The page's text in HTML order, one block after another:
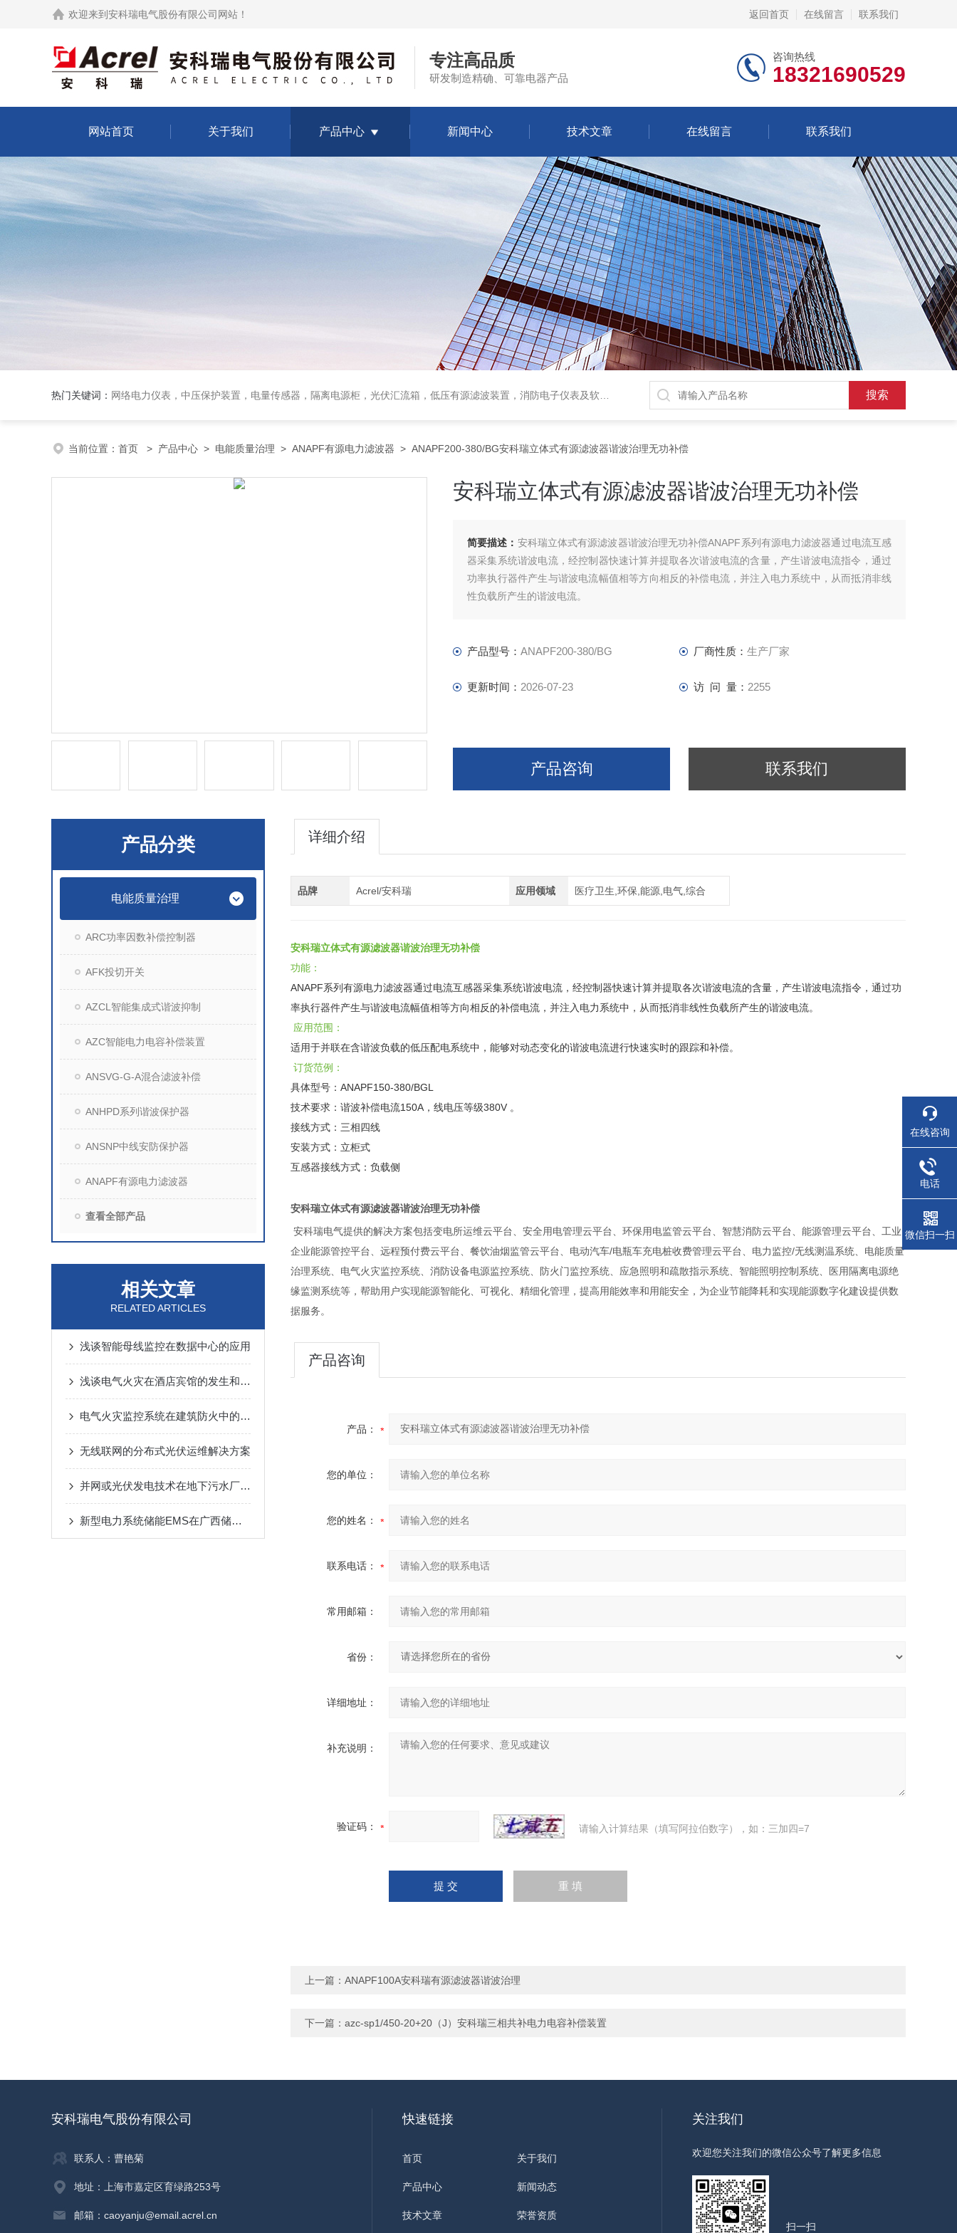
欢迎来到 安科瑞电气股份有限公司网站 ！ 返回首页 在线留言 联系我们
专注高品质
研发制造精确、可靠电器产品
咨询热线
18321690529
网站首页 关于我们 产品中心 新闻中心 技术文章 在线留言 联系我们
热门关键词： 网络电力仪表，中压保护装置，电量传感器，隔离电源柜，光伏汇流箱，低压有源滤波装置，消防电子仪表及软件保护装置
当前位置： 首页 > 产品中心 > 电能质量治理 > ANAPF有源电力滤波器 > ANAPF200-380/BG安科瑞立体式有源滤波器谐波治理无功补偿
安科瑞立体式有源滤波器谐波治理无功补偿
简要描述： 安科瑞立体式有源滤波器谐波治理无功补偿ANAPF系列有源电力滤波器通过电流互感
器采集系统谐波电流，经控制器快速计算并提取各次谐波电流的含量，产生谐波电流指令，通过
功率执行器件产生与谐波电流幅值相等方向相反的补偿电流，并注入电力系统中，从而抵消非线
性负载所产生的谐波电流。
产品型号： ANAPF200-380/BG 厂商性质： 生产厂家
更新时间： 2026-07-23 访 问 量： 2255
产品咨询 联系我们
产品分类
电能质量治理
ARC功率因数补偿控制器
AFK投切开关
AZCL智能集成式谐波抑制
AZC智能电力电容补偿装置
ANSVG-G-A混合滤波补偿
ANHPD系列谐波保护器
ANSNP中线安防保护器
ANAPF有源电力滤波器
查看全部产品
相关文章
RELATED ARTICLES
浅谈智能母线监控在数据中心的应用
浅谈电气火灾在酒店宾馆的发生和预防策略
电气火灾监控系统在建筑防火中的研究与应用
无线联网的分布式光伏运维解决方案
并网或光伏发电技术在地下污水厂的应用
新型电力系统储能EMS在广西储能项目中的应用
详细介绍
品牌 Acrel/安科瑞 应用领域 医疗卫生,环保,能源,电气,综合
安科瑞立体式有源滤波器谐波治理无功补偿
功能：
ANAPF系列有源电力滤波器通过电流互感器采集系统谐波电流，经控制器快速计算并提取各次谐波电流的含量，产生谐波电流指令，通过功
率执行器件产生与谐波电流幅值相等方向相反的补偿电流，并注入电力系统中，从而抵消非线性负载所产生的谐波电流。
应用范围：
适用于并联在含谐波负载的低压配电系统中，能够对动态变化的谐波电流进行快速实时的跟踪和补偿。
订货范例：
具体型号：ANAPF150-380/BGL
技术要求：谐波补偿电流150A，线电压等级380V 。
接线方式：三相四线
安装方式：立柜式
互感器接线方式：负载侧
安科瑞立体式有源滤波器谐波治理无功补偿
安科瑞电气提供的解决方案包括变电所运维云平台、安全用电管理云平台、环保用电监管云平台、智慧消防云平台、能源管理云平台、工业
企业能源管控平台、远程预付费云平台、餐饮油烟监管云平台、电动汽车/电瓶车充电桩收费管理云平台、电力监控/无线测温系统、电能质量
治理系统、电气火灾监控系统、消防设备电源监控系统、防火门监控系统、应急照明和疏散指示系统、智能照明控制系统、医用隔离电源绝
缘监测系统等，帮助用户实现能源智能化、可视化、精细化管理，提高用能效率和用能安全，为企业节能降耗和实现能源数字化建设提供数
据服务。
产品咨询
产品：
您的单位：
您的姓名：
联系电话：
常用邮箱：
省份：
详细地址：
补充说明：
验证码： 请输入计算结果（填写阿拉伯数字），如：三加四=7
上一篇： ANAPF100A安科瑞有源滤波器谐波治理
下一篇： azc-sp1/450-20+20（J）安科瑞三相共补电力电容补偿装置
安科瑞电气股份有限公司
联系人：曹艳菊
地址：上海市嘉定区育绿路253号
邮箱：caoyanju@email.acrel.cn
快速链接
首页 关于我们
产品中心 新闻动态
技术文章 荣誉资质
关注我们
欢迎您关注我们的微信公众号了解更多信息
扫一扫
在线咨询
电话
微信扫一扫